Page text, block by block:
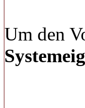
Um den